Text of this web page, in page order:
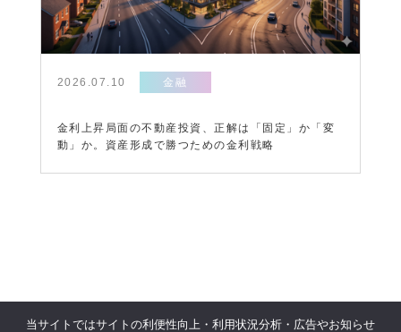
2026.07.10 金融
金利上昇局面の不動産投資、正解は「固定」か「変
動」か。資産形成で勝つための金利戦略
当サイトではサイトの利便性向上・利用状況分析・広告やお知らせ